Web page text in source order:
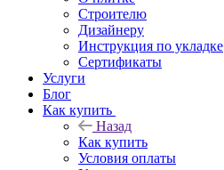
Строителю
Дизайнеру
Инструкция по укладке
Сертификаты
Услуги
Блог
Как купить
Назад
Как купить
Условия оплаты